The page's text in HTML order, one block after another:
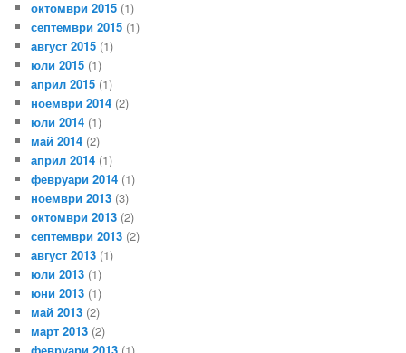
октомври 2015 (1)
септември 2015 (1)
август 2015 (1)
юли 2015 (1)
април 2015 (1)
ноември 2014 (2)
юли 2014 (1)
май 2014 (2)
април 2014 (1)
февруари 2014 (1)
ноември 2013 (3)
октомври 2013 (2)
септември 2013 (2)
август 2013 (1)
юли 2013 (1)
юни 2013 (1)
май 2013 (2)
март 2013 (2)